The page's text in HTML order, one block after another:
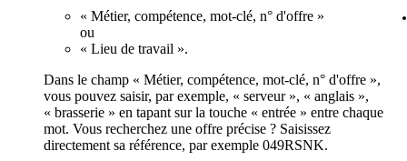
« Métier, compétence, mot-clé, n° d'offre »
ou
« Lieu de travail ».
Dans le champ « Métier, compétence, mot-clé, n° d'offre »,
vous pouvez saisir, par exemple, « serveur », « anglais »,
« brasserie » en tapant sur la touche « entrée » entre chaque
mot. Vous recherchez une offre précise ? Saisissez
directement sa référence, par exemple 049RSNK.